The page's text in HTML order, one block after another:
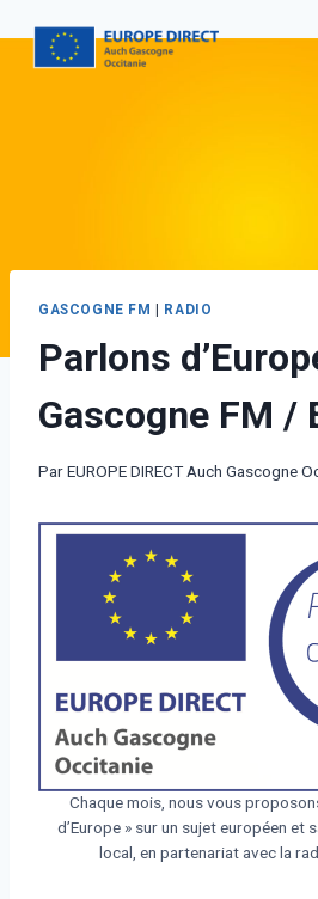
GASCOGNE FM | RADIO
Parlons
Gascogne FM /
ParEUROPE DIRECT Auch Gascogne
Chaque mois, nous vous
d’Europe » sur un sujet européen et
local, en partenariat avec la